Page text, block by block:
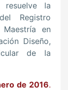
la
Registro
en
Diseño,
de la
de 2016.